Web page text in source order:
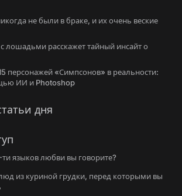
не были в браке, и их очень веские
лошадьми расскажет тайный инсайт о
персонажей «Симпсонов» в реальности:
ИИ и Photoshop
дня
ти языков любви вы говорите?
из куриной грудки, перед которыми вы